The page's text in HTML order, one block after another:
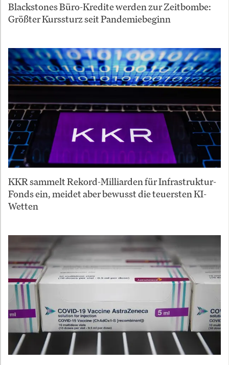
Blackstones Büro-Kredite werden zur Zeitbombe:
Größter Kurssturz seit Pandemiebeginn
KKR sammelt Rekord-Milliarden für Infrastruktur-
Fonds ein, meidet aber bewusst die teuersten KI-
Wetten